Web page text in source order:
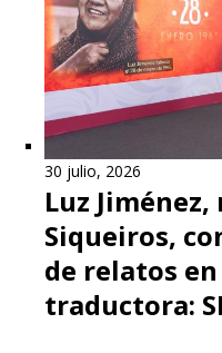
30 julio, 2026
Luz
Siqueiros,
de relatos
traductora: